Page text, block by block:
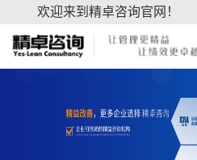
欢迎来到精卓咨询官网！